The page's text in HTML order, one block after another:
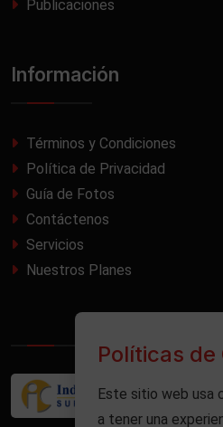
Políticas de
Este sitio web usa
a tener una
Publicaciones
Información
Términos y Condiciones
Política de Privacidad
Guía de Fotos
Contáctenos
Servicios
Nuestros Planes